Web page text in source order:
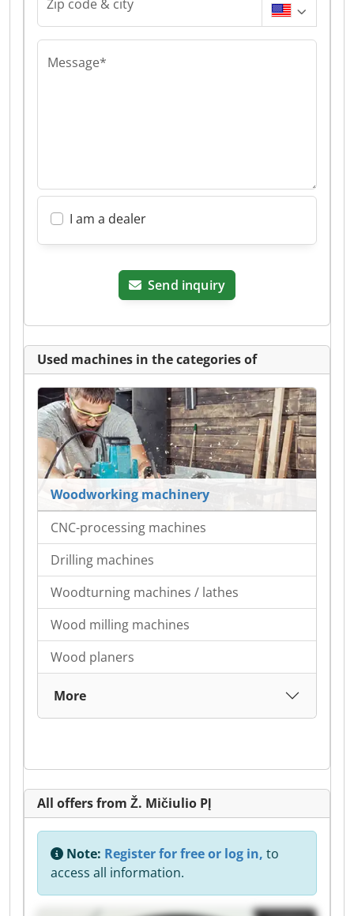
Zip code & city
Message*
I am a dealer
Send inquiry
Used machines in the categories of
Woodworking machinery
CNC-processing machines
Drilling machines
Woodturning machines / lathes
Wood milling machines
Wood planers
More
All offers from Ž. Mičiulio PĮ
Note: Register for free or log in, to
access all information.